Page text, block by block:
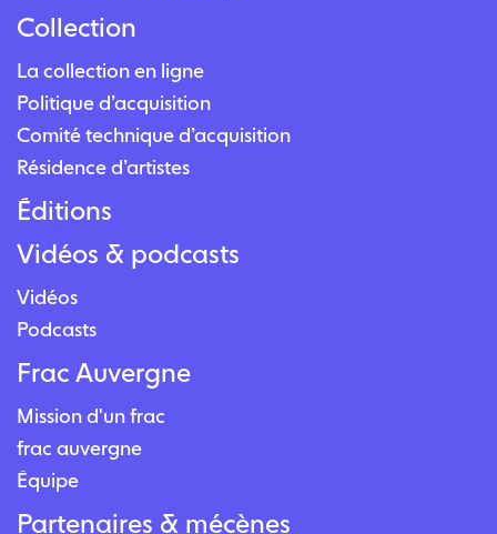
Collection
La collection en ligne
Politique d’acquisition
Comité technique d’acquisition
Résidence d’artistes
Éditions
Vidéos & podcasts
Vidéos
Podcasts
Frac Auvergne
Mission d'un frac
frac auvergne
Équipe
Partenaires & mécènes